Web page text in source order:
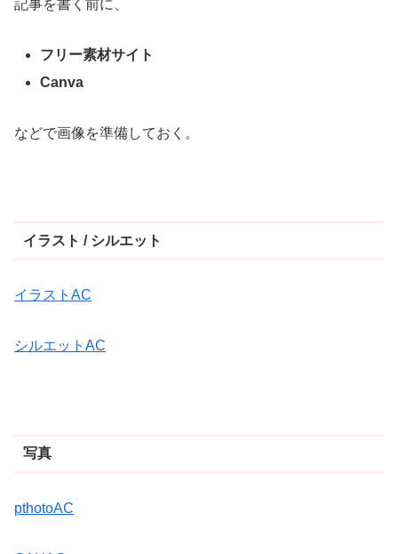
記事を書く前に、
フリー素材サイト
Canva
などで画像を準備しておく。
イラスト / シルエット
イラストAC
シルエットAC
写真
pthotoAC